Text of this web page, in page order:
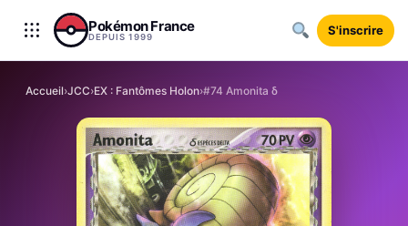
Aller au contenu
Pokémon France
DEPUIS 1999 S'inscrire
Accueil›JCC›EX : Fantômes Holon›#74 Amonita δ